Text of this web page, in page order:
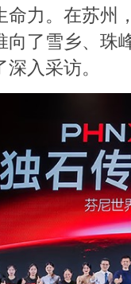
力。在苏州
向了雪乡、珠
入采访。